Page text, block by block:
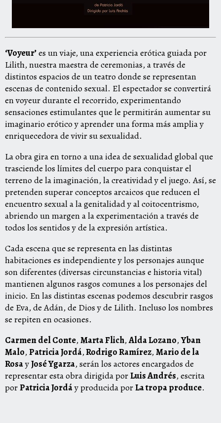
‘Voyeur’es un viaje, una experiencia erótica guiada por
Lilith, nuestra maestra de ceremonias, a través de
distintos espacios de un teatro donde se representan
escenas de contenido sexual. El espectador se convertirá
en voyeur durante el recorrido, experimentando
sensaciones estimulantes que le permitirán aumentar su
imaginario erótico y aprender una forma más amplia y
enriquecedora de vivir su sexualidad.
La obra gira en torno a una idea de sexualidad global que
trasciende los límites del cuerpo para conquistar el
terreno de la imaginación, la creatividad y el juego. Así, se
pretenden superar conceptos arcaicos que reducen el
encuentro sexual a la genitalidad y al coitocentrismo,
abriendo un margen a la experimentación a través de
todos los sentidos y de la expresión artística.
Cada escena que se representa en las distintas
habitaciones es independiente y los personajes aunque
son diferentes (diversas circunstancias e historia vital)
mantienen algunos rasgos comunes a los personajes del
inicio. En las distintas escenas podemos descubrir rasgos
de Eva, de Adán, de Dios y de Lilith. Incluso los nombres
se repiten en ocasiones.
Carmen del Conte,Marta Flich,Alda Lozano,Yban
Malo,Patricia Jordá,Rodrigo Ramírez,Mario de la
RosayJosé Ygarza, serán los actores encargados de
representar esta obra dirigida porLuis Andrés, escrita
porPatricia Jordáy producida porLa tropa produce.